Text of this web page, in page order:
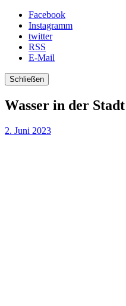
Facebook
Instagramm
twitter
RSS
E-Mail
Schließen
Wasser in der Stadt
2. Juni 2023